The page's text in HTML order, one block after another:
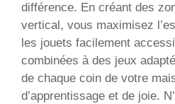
différence. En créant des
vertical, vous maximisez
les jouets facilement
combinées à des jeux
de chaque coin de votre
d’apprentissage et de joie.